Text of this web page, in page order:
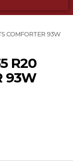
COMFORTER 93W
R20
93W